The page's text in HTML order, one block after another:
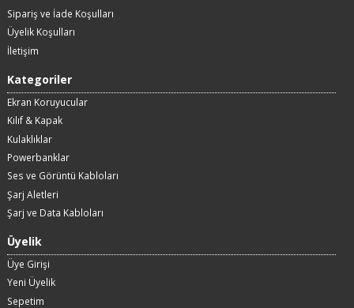
Sipariş ve İade Koşulları
Üyelik Koşulları
İletişim
Kategoriler
Ekran Koruyucular
Kılıf & Kapak
Kulaklıklar
Powerbanklar
Ses ve Görüntü Kabloları
Şarj Aletleri
Şarj ve Data Kabloları
Üyelik
Üye Girişi
Yeni Üyelik
Sepetim